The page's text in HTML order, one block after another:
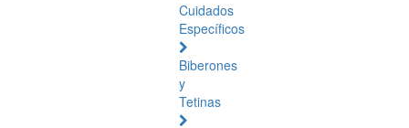
Cuidados
Específicos
Biberones
y
Tetinas